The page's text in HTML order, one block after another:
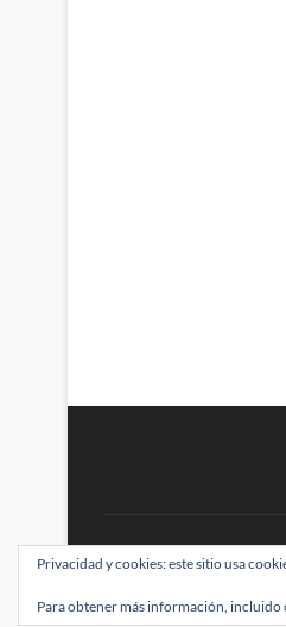
BRAINSTOMPING|
Privacidad y cookies: este sitio usa
Para obtener más información,